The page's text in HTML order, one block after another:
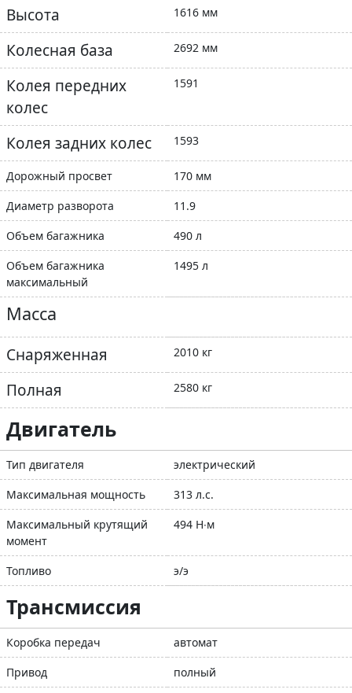
Высота 1616 мм
Колесная база 2692 мм
Колея передних
колес
1591
Колея задних колес 1593
Дорожный просвет
170 мм
Диаметр разворота
11.9
Объем багажника
490 л
Объем багажника
максимальный
1495 л
Масса
Снаряженная 2010 кг
Полная 2580 кг
Двигатель
Тип двигателя
электрический
Максимальная мощность
313 л.с.
Максимальный крутящий
момент
494 Н∙м
Топливо э/э
Трансмиссия
Коробка передач
автомат
Привод
полный